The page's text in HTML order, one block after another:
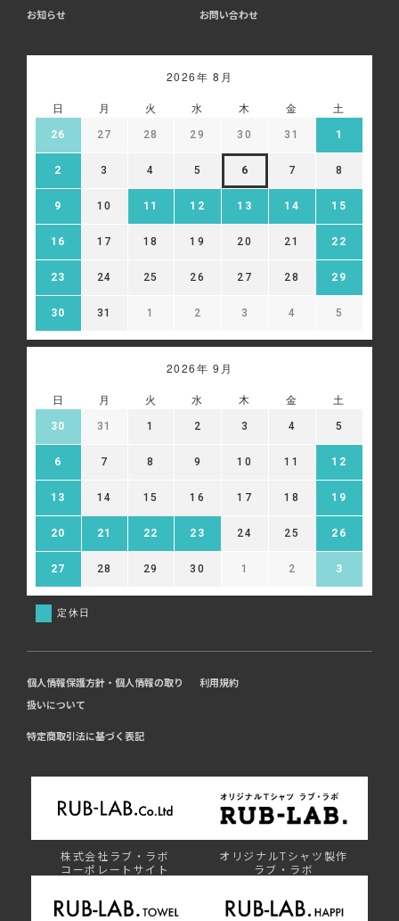
お知らせ お問い合わせ
2026年 8月
日 月 火 水 木 金 土
26 27 28 29 30 31 1
2 3 4 5 6 7 8
9 10 11 12 13 14 15
16 17 18 19 20 21 22
23 24 25 26 27 28 29
30 31 1 2 3 4 5
2026年 9月
日 月 火 水 木 金 土
30 31 1 2 3 4 5
6 7 8 9 10 11 12
13 14 15 16 17 18 19
20 21 22 23 24 25 26
27 28 29 30 1 2 3
定休日
個人情報保護方針・個人情報の取り
扱いについて
利用規約
特定商取引法に基づく表記
株式会社ラブ・ラボ
コーポレートサイト
オリジナルTシャツ製作
ラブ・ラボ